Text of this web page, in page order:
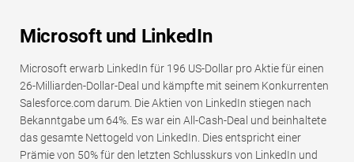
Microsoft und LinkedIn
Microsoft erwarb LinkedIn für 196 US-Dollar pro Aktie für einen
26-Milliarden-Dollar-Deal und kämpfte mit seinem Konkurrenten
Salesforce.com darum. Die Aktien von LinkedIn stiegen nach
Bekanntgabe um 64%. Es war ein All-Cash-Deal und beinhaltete
das gesamte Nettogeld von LinkedIn. Dies entspricht einer
Prämie von 50% für den letzten Schlusskurs von LinkedIn und